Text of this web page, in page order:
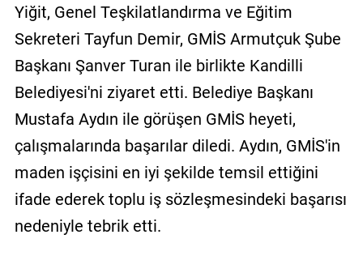
Yiğit, Genel Teşkilatlandırma ve Eğitim
Sekreteri Tayfun Demir, GMİS Armutçuk Şube
Başkanı Şanver Turan ile birlikte Kandilli
Belediyesi'ni ziyaret etti. Belediye Başkanı
Mustafa Aydın ile görüşen GMİS heyeti,
çalışmalarında başarılar diledi. Aydın, GMİS'in
maden işçisini en iyi şekilde temsil ettiğini
ifade ederek toplu iş sözleşmesindeki başarısı
nedeniyle tebrik etti.